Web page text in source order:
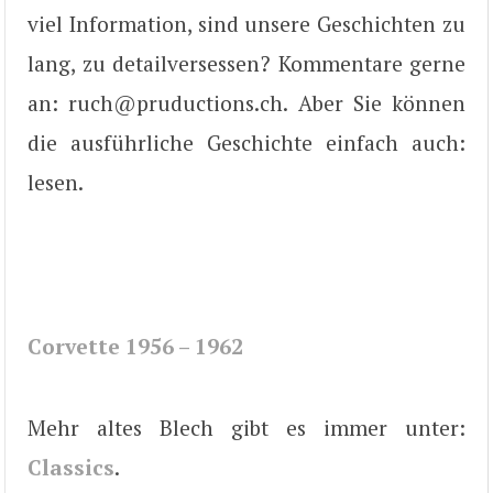
viel Information, sind unsere Geschichten zu
lang, zu detailversessen? Kommentare gerne
an: ruch@pruductions.ch. Aber Sie können
die ausführliche Geschichte einfach auch:
lesen.
Corvette 1956 – 1962
Mehr altes Blech gibt es immer unter:
Classics.